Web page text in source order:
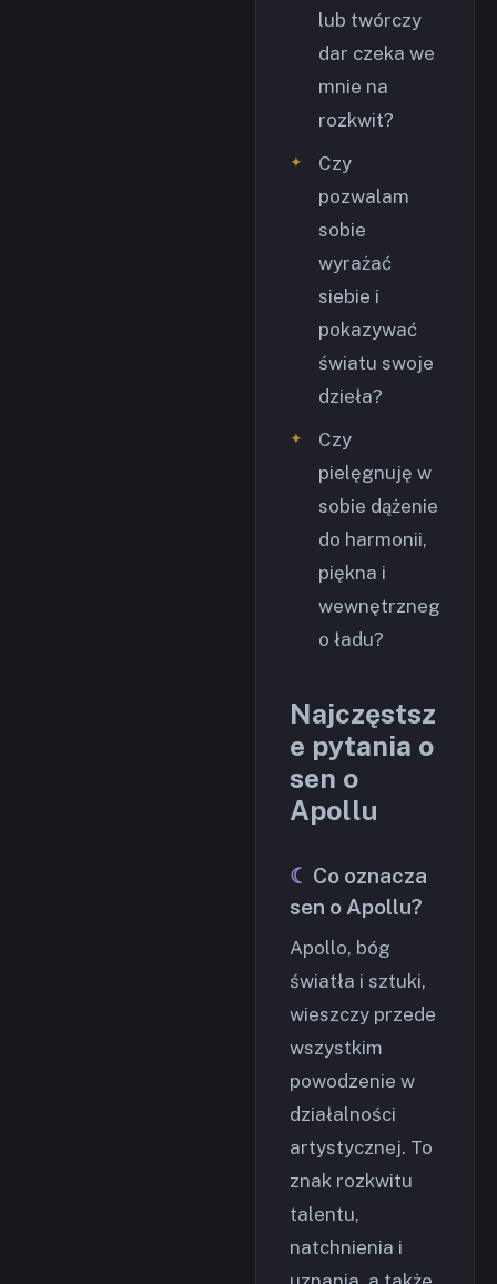
lub twórczy
dar czeka we
mnie na
rozkwit?
Czy
pozwalam
sobie
wyrażać
siebie i
pokazywać
światu swoje
dzieła?
Czy
pielęgnuję w
sobie dążenie
do harmonii,
piękna i
wewnętrzneg
o ładu?
Najczęstsz
e pytania o
sen o
Apollu
Co oznacza
sen o Apollu?
Apollo, bóg
światła i sztuki,
wieszczy przede
wszystkim
powodzenie w
działalności
artystycznej. To
znak rozkwitu
talentu,
natchnienia i